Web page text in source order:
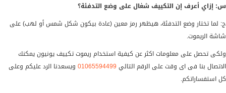
س: إزاي أعرف إن التكييف شغال على وضع التدفئة؟
ج: لما تختار وضع التدفئة، هيظهر رمز معين (عادة بيكون شكل شمس أو لهب) على
شاشة الريموت.
ولكى تحصل على معلومات اكثر عن كيفية استخدام ريموت تكييف يونيون يمكنك
الاتصال بنا فى اى وقت على الرقم التالي 01065594499 ويسعدنا الرد عليكم وعلى
كل استفساراتكم.